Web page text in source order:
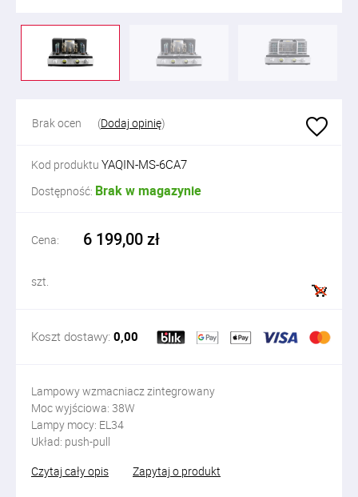
Brak ocen (Dodaj opinię)
Kod produktu YAQIN-MS-6CA7
Dostępność: Brak w magazynie
Cena: 6 199,00 zł
szt.
Koszt dostawy: 0,00
Lampowy wzmacniacz zintegrowany
Moc wyjściowa: 38W
Lampy mocy: EL34
Układ: push-pull
Czytaj cały opis
Zapytaj o produkt